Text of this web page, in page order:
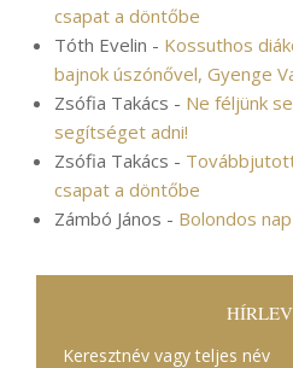
csapat a döntőbe
Tóth Evelin - Kossuthos
bajnok úszónővel, Gyenge
Zsófia Takács - Ne féljünk
segítséget adni!
Zsófia Takács -
csapat a döntőbe
Zámbó János - Bolondos nap
Keresztnév vagy teljes név